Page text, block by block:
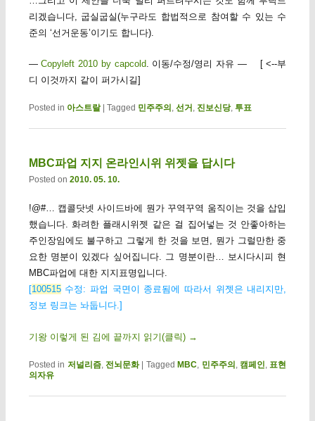
리겠습니다, 굽실굽실(누구라도 합법적으로 참여할 수 있는 수
준의 ‘선거운동’이기도 합니다).
—Copyleft 2010 by capcold. 이동/수정/영리 자유 — [ <--부
디 이것까지 같이 퍼가시길]
Posted in 아스트랄 Tagged 민주주의 , 선거 , 진보신당, 투표
MBC파업 지지 온라인시위 위젯을 답시다
Posted on 2010. 05. 10.
!@#… 캡콜닷넷 사이드바에 뭔가 꾸역꾸역 움직이는 것을 삽입
했습니다. 화려한 플래시위젯 같은 걸 집어넣는 것 안좋아하는
주인장임에도 불구하고 그렇게 한 것을 보면, 뭔가 그럴만한 중
요한 명분이 있겠다 싶어집니다. 그 명분이란… 보시다시피 현
MBC파업에 대한 지지표명입니다.
[100515수정: 파업 국면이 종료됨에 따라서 위젯은 내리지만,
정보 링크는 놔둡니다.]
기왕 이렇게 된 김에 끝까지 읽기(클릭) →
Posted in 저널리즘, 전뇌문화 | Tagged MBC 민주주의 캠페인 표현
의자유